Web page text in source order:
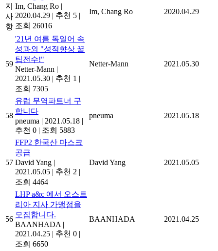
지
사
항
Im, Chang Ro |
2020.04.29 | 추천 5 |
조회 26016
Im, Chang Ro 2020.04.29
59
'21년 여름 독일어 속
성과외 "성적향상 꿀
팁전수!"
Netter-Mann |
2021.05.30 | 추천 1 |
조회 7305
Netter-Mann 2021.05.30
58
유럽 무역파트너 구
합니다
pneuma | 2021.05.18 |
추천 0 | 조회 5883
pneuma 2021.05.18
57
FFP2 한국산 마스크
공급
David Yang |
2021.05.05 | 추천 2 |
조회 4464
David Yang 2021.05.05
56
LHP a&c 에서 오스트
리아 지사 가맹점을
모집합니다.
BAANHADA |
2021.04.25 | 추천 0 |
조회 6650
BAANHADA 2021.04.25